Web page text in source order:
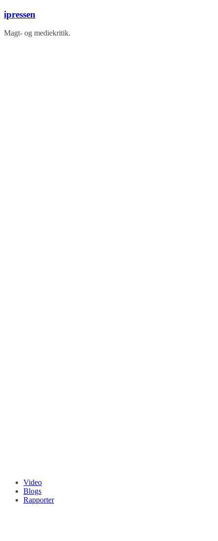
Skip
to
content
ipressen
Magt- og mediekritik.
Video
Blogs
Rapporter